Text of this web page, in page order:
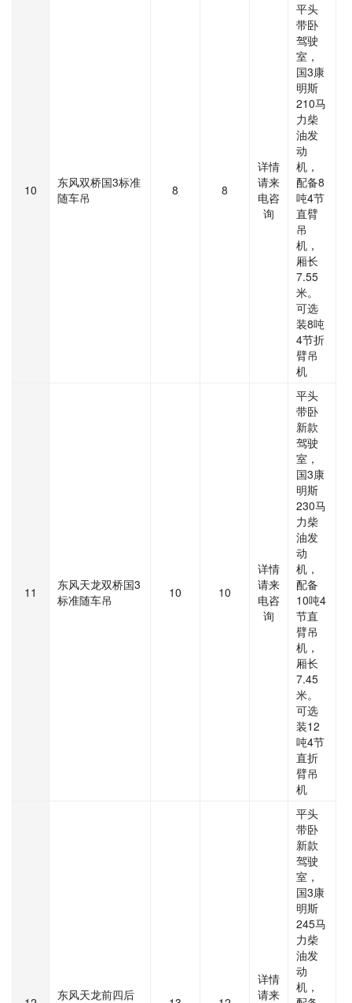
10
东风双桥国3标准
随车吊
8 8
详情
请来
电咨
询
平头
带卧
驾驶
室，
国3康
明斯
210马
力柴
油发
动
机，
配备8
吨4节
直臂
吊
机，
厢长
7.55
米。
可选
装8吨
4节折
臂吊
机
11
东风天龙双桥国3
标准随车吊
10 10
详情
请来
电咨
询
平头
带卧
新款
驾驶
室，
国3康
明斯
230马
力柴
油发
动
机，
配备
10吨4
节直
臂吊
机，
厢长
7.45
米。
可选
装12
吨4节
直折
臂吊
机
东风天龙前四后
详情
请来
平头
带卧
新款
驾驶
室，
国3康
明斯
245马
力柴
油发
动
机，